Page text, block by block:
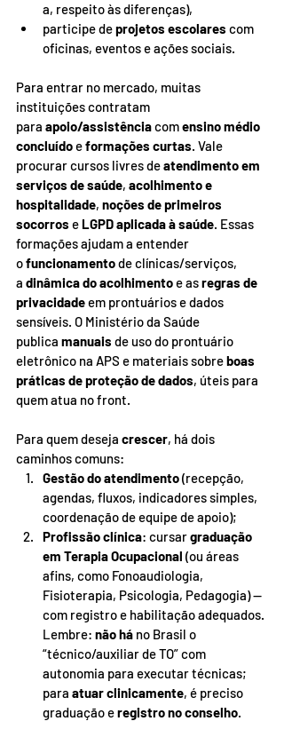
a, respeito às diferenças),
participe de projetos escolares com
oficinas, eventos e ações sociais.
Para entrar no mercado, muitas
instituições contratam
para apoio/assistência com ensino médio
concluído e formações curtas. Vale
procurar cursos livres de atendimento em
serviços de saúde, acolhimento e
hospitalidade, noções de primeiros
socorros e LGPD aplicada à saúde. Essas
formações ajudam a entender
o funcionamento de clínicas/serviços,
a dinâmica do acolhimento e as regras de
privacidade em prontuários e dados
sensíveis. O Ministério da Saúde
publica manuais de uso do prontuário
eletrônico na APS e materiais sobre boas
práticas de proteção de dados, úteis para
quem atua no front.
Para quem deseja crescer, há dois
caminhos comuns:
Gestão do atendimento (recepção,
agendas, fluxos, indicadores simples,
coordenação de equipe de apoio);
Profissão clínica: cursar graduação
em Terapia Ocupacional (ou áreas
afins, como Fonoaudiologia,
Fisioterapia, Psicologia, Pedagogia) —
com registro e habilitação adequados.
Lembre: não há no Brasil o
“técnico/auxiliar de TO” com
autonomia para executar técnicas;
para atuar clinicamente, é preciso
graduação e registro no conselho.